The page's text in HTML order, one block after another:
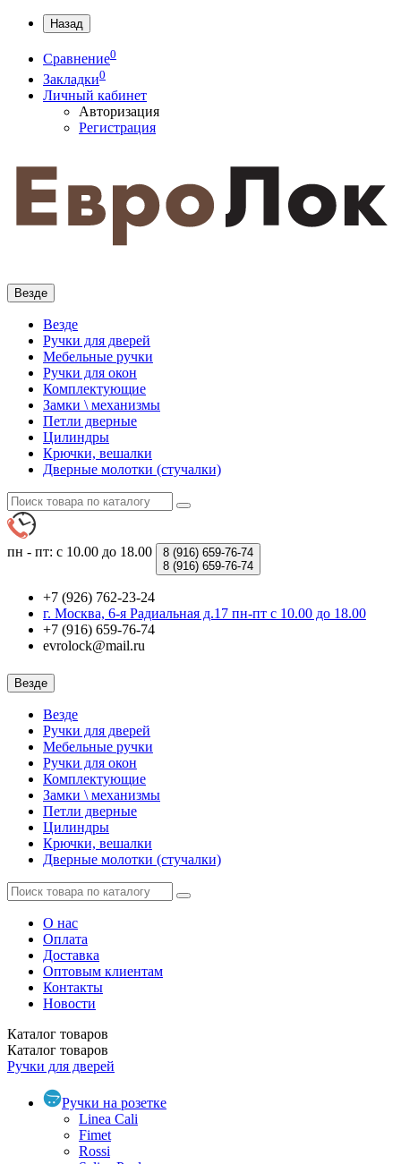
Назад
Сравнение0
Закладки0
Личный кабинет
Авторизация
Регистрация
Везде
Везде
Ручки для дверей
Мебельные ручки
Ручки для окон
Комплектующие
Замки \ механизмы
Петли дверные
Цилиндры
Крючки, вешалки
Дверные молотки (стучалки)
пн - пт: с 10.00 до 18.00 8 (916) 659-76-74
8 (916) 659-76-74
+7 (926) 762-23-24
г. Москва, 6-я Радиальная д.17 пн-пт с 10.00 до 18.00
+7 (916) 659-76-74
evrolock@mail.ru
Везде
Везде
Ручки для дверей
Мебельные ручки
Ручки для окон
Комплектующие
Замки \ механизмы
Петли дверные
Цилиндры
Крючки, вешалки
Дверные молотки (стучалки)
О нас
Оплата
Доставка
Оптовым клиентам
Контакты
Новости
Каталог товаров
Каталог товаров
Ручки для дверей
Ручки на розетке
Linea Cali
Fimet
Rossi